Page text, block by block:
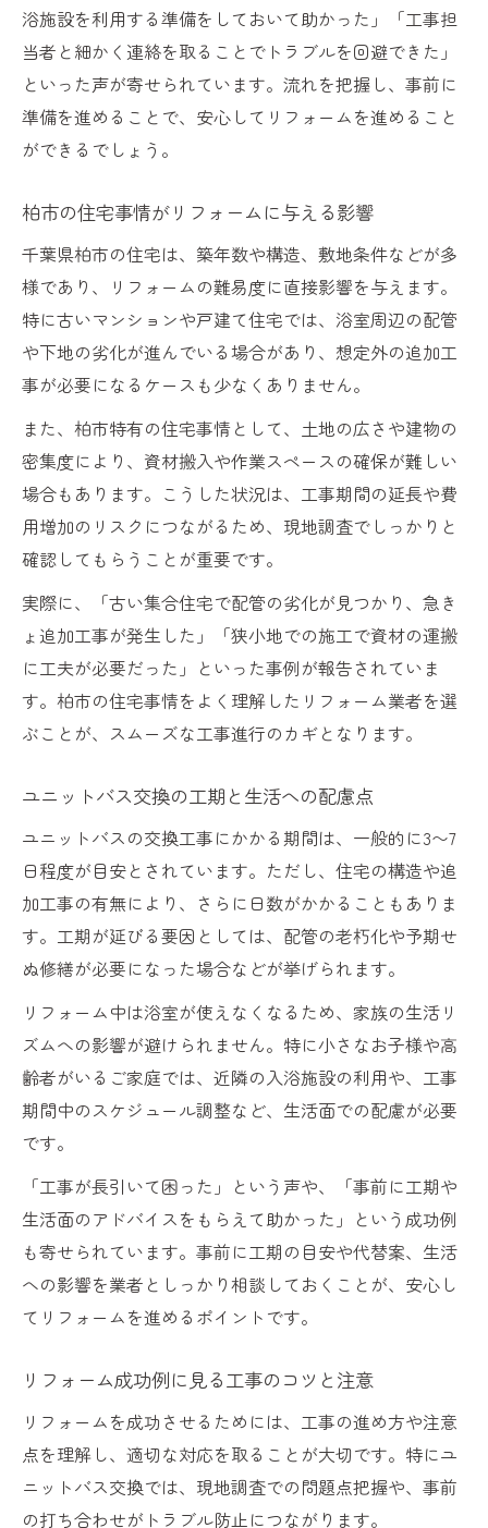
浴施設を利用する準備をしておいて助かった」「工事担
当者と細かく連絡を取ることでトラブルを回避できた」
といった声が寄せられています。流れを把握し、事前に
準備を進めることで、安心してリフォームを進めること
ができるでしょう。
柏市の住宅事情がリフォームに与える影響
千葉県柏市の住宅は、築年数や構造、敷地条件などが多
様であり、リフォームの難易度に直接影響を与えます。
特に古いマンションや戸建て住宅では、浴室周辺の配管
や下地の劣化が進んでいる場合があり、想定外の追加工
事が必要になるケースも少なくありません。
また、柏市特有の住宅事情として、土地の広さや建物の
密集度により、資材搬入や作業スペースの確保が難しい
場合もあります。こうした状況は、工事期間の延長や費
用増加のリスクにつながるため、現地調査でしっかりと
確認してもらうことが重要です。
実際に、「古い集合住宅で配管の劣化が見つかり、急き
ょ追加工事が発生した」「狭小地での施工で資材の運搬
に工夫が必要だった」といった事例が報告されていま
す。柏市の住宅事情をよく理解したリフォーム業者を選
ぶことが、スムーズな工事進行のカギとなります。
ユニットバス交換の工期と生活への配慮点
ユニットバスの交換工事にかかる期間は、一般的に3〜7
日程度が目安とされています。ただし、住宅の構造や追
加工事の有無により、さらに日数がかかることもありま
す。工期が延びる要因としては、配管の老朽化や予期せ
ぬ修繕が必要になった場合などが挙げられます。
リフォーム中は浴室が使えなくなるため、家族の生活リ
ズムへの影響が避けられません。特に小さなお子様や高
齢者がいるご家庭では、近隣の入浴施設の利用や、工事
期間中のスケジュール調整など、生活面での配慮が必要
です。
「工事が長引いて困った」という声や、「事前に工期や
生活面のアドバイスをもらえて助かった」という成功例
も寄せられています。事前に工期の目安や代替案、生活
への影響を業者としっかり相談しておくことが、安心し
てリフォームを進めるポイントです。
リフォーム成功例に見る工事のコツと注意
リフォームを成功させるためには、工事の進め方や注意
点を理解し、適切な対応を取ることが大切です。特にユ
ニットバス交換では、現地調査での問題点把握や、事前
の打ち合わせがトラブル防止につながります。